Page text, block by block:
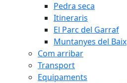
Pedra seca
Itineraris
El Parc del Garraf
Muntanyes del Baix
Com arribar
Transport
Equipaments